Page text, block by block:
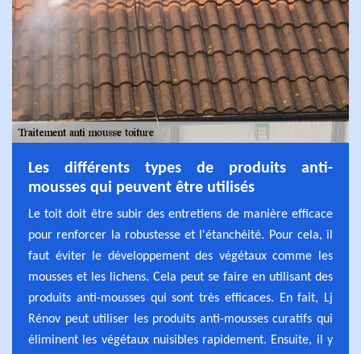
Les différents types de produits anti-
mousses qui peuvent être utilisés
Le toit doit être subir des entretiens de manière efficace
pour renforcer la robustesse et l'étanchéité. Pour cela, il
faut éviter le développement des végétaux comme les
mousses et les lichens. Cela peut se faire en utilisant des
produits anti-mousses qui sont très efficaces. En fait, Lj
Rénov peut utiliser les produits anti-mousses curatifs qui
éliminent les végétaux nuisibles rapidement. Ensuite, il y